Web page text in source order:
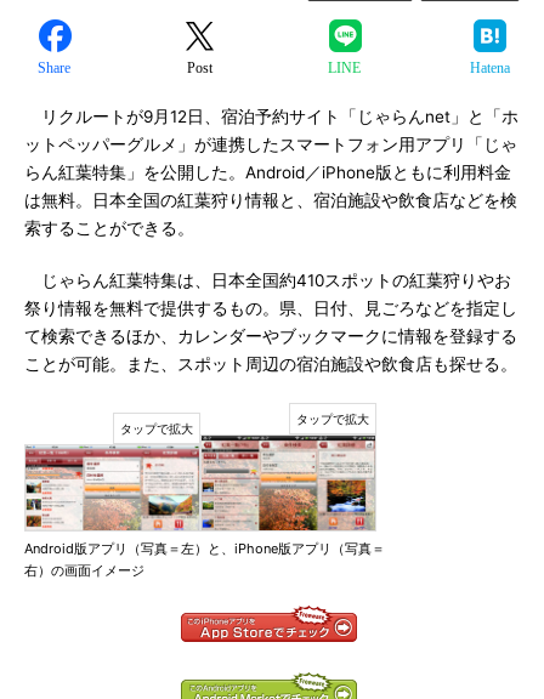
Share Post LINE Hatena
リクルートが9月12日、宿泊予約サイト「じゃらんnet」と「ホ
ットペッパーグルメ」が連携したスマートフォン用アプリ「じゃ
らん紅葉特集」を公開した。Android／iPhone版ともに利用料金
は無料。日本全国の紅葉狩り情報と、宿泊施設や飲食店などを検
索することができる。
じゃらん紅葉特集は、日本全国約410スポットの紅葉狩りやお
祭り情報を無料で提供するもの。県、日付、見ごろなどを指定し
て検索できるほか、カレンダーやブックマークに情報を登録する
ことが可能。また、スポット周辺の宿泊施設や飲食店も探せる。
Android版アプリ（写真＝左）と、iPhone版アプリ（写真＝
右）の画面イメージ